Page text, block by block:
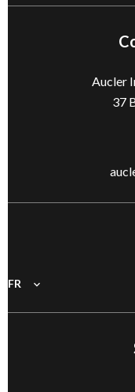
Aucler
37
FR